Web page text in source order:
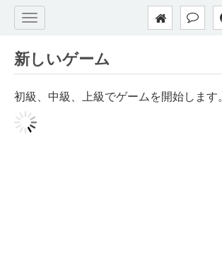
新しいゲーム
初級、中級、上級でゲームを開始します。